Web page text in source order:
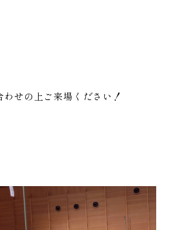
わせの上ご来場ください！